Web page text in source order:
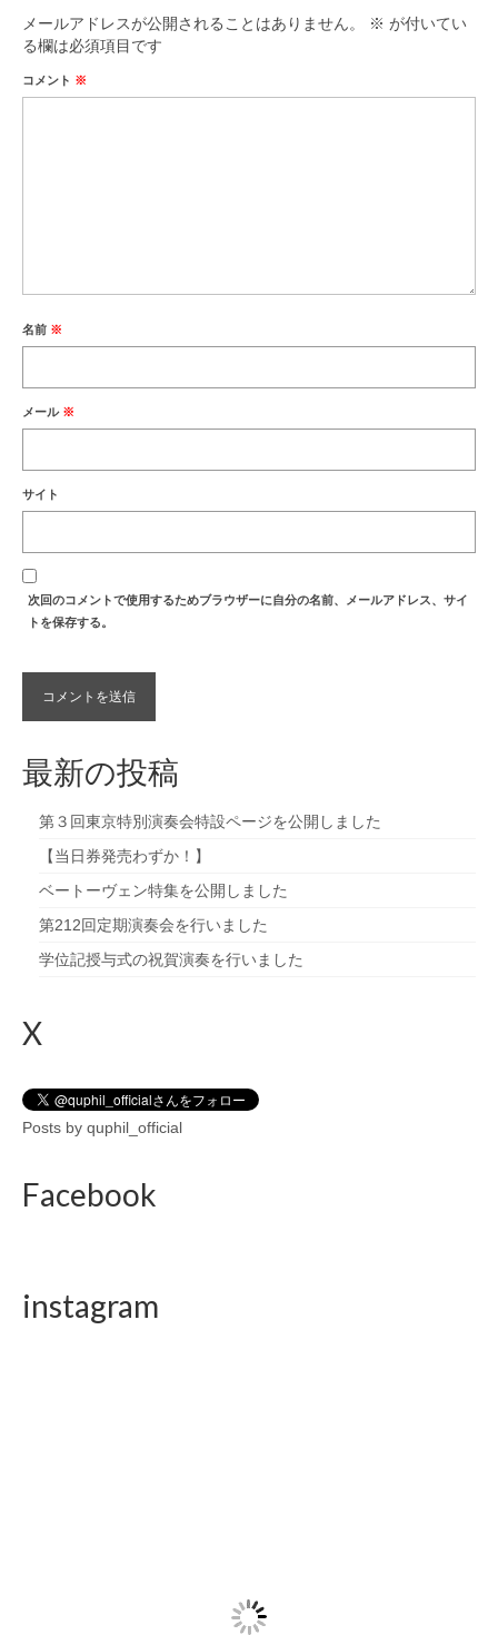
メールアドレスが公開されることはありません。 ※ が付いてい
る欄は必須項目です
コメント ※
名前 ※
メール ※
サイト
次回のコメントで使用するためブラウザーに自分の名前、メールアドレス、サイ
トを保存する。
最新の投稿
第３回東京特別演奏会特設ページを公開しました
【当日券発売わずか！】
ベートーヴェン特集を公開しました
第212回定期演奏会を行いました
学位記授与式の祝賀演奏を行いました
X
Posts by quphil_official
Facebook
instagram